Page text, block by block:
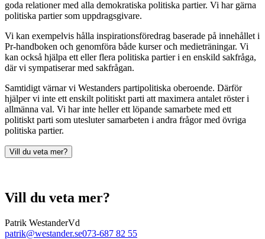
goda relationer med alla demokratiska politiska partier. Vi har gärna
politiska partier som uppdragsgivare.
Vi kan exempelvis hålla inspirationsföredrag baserade på innehållet i
Pr-handboken och genomföra både kurser och medieträningar. Vi
kan också hjälpa ett eller flera politiska partier i en enskild sakfråga,
där vi sympatiserar med sakfrågan.
Samtidigt värnar vi Westanders partipolitiska oberoende. Därför
hjälper vi inte ett enskilt politiskt parti att maximera antalet röster i
allmänna val. Vi har inte heller ett löpande samarbete med ett
politiskt parti som utesluter samarbeten i andra frågor med övriga
politiska partier.
Vill du veta mer?
Vill du veta mer?
Patrik WestanderVd
patrik@westander.se073-687 82 55